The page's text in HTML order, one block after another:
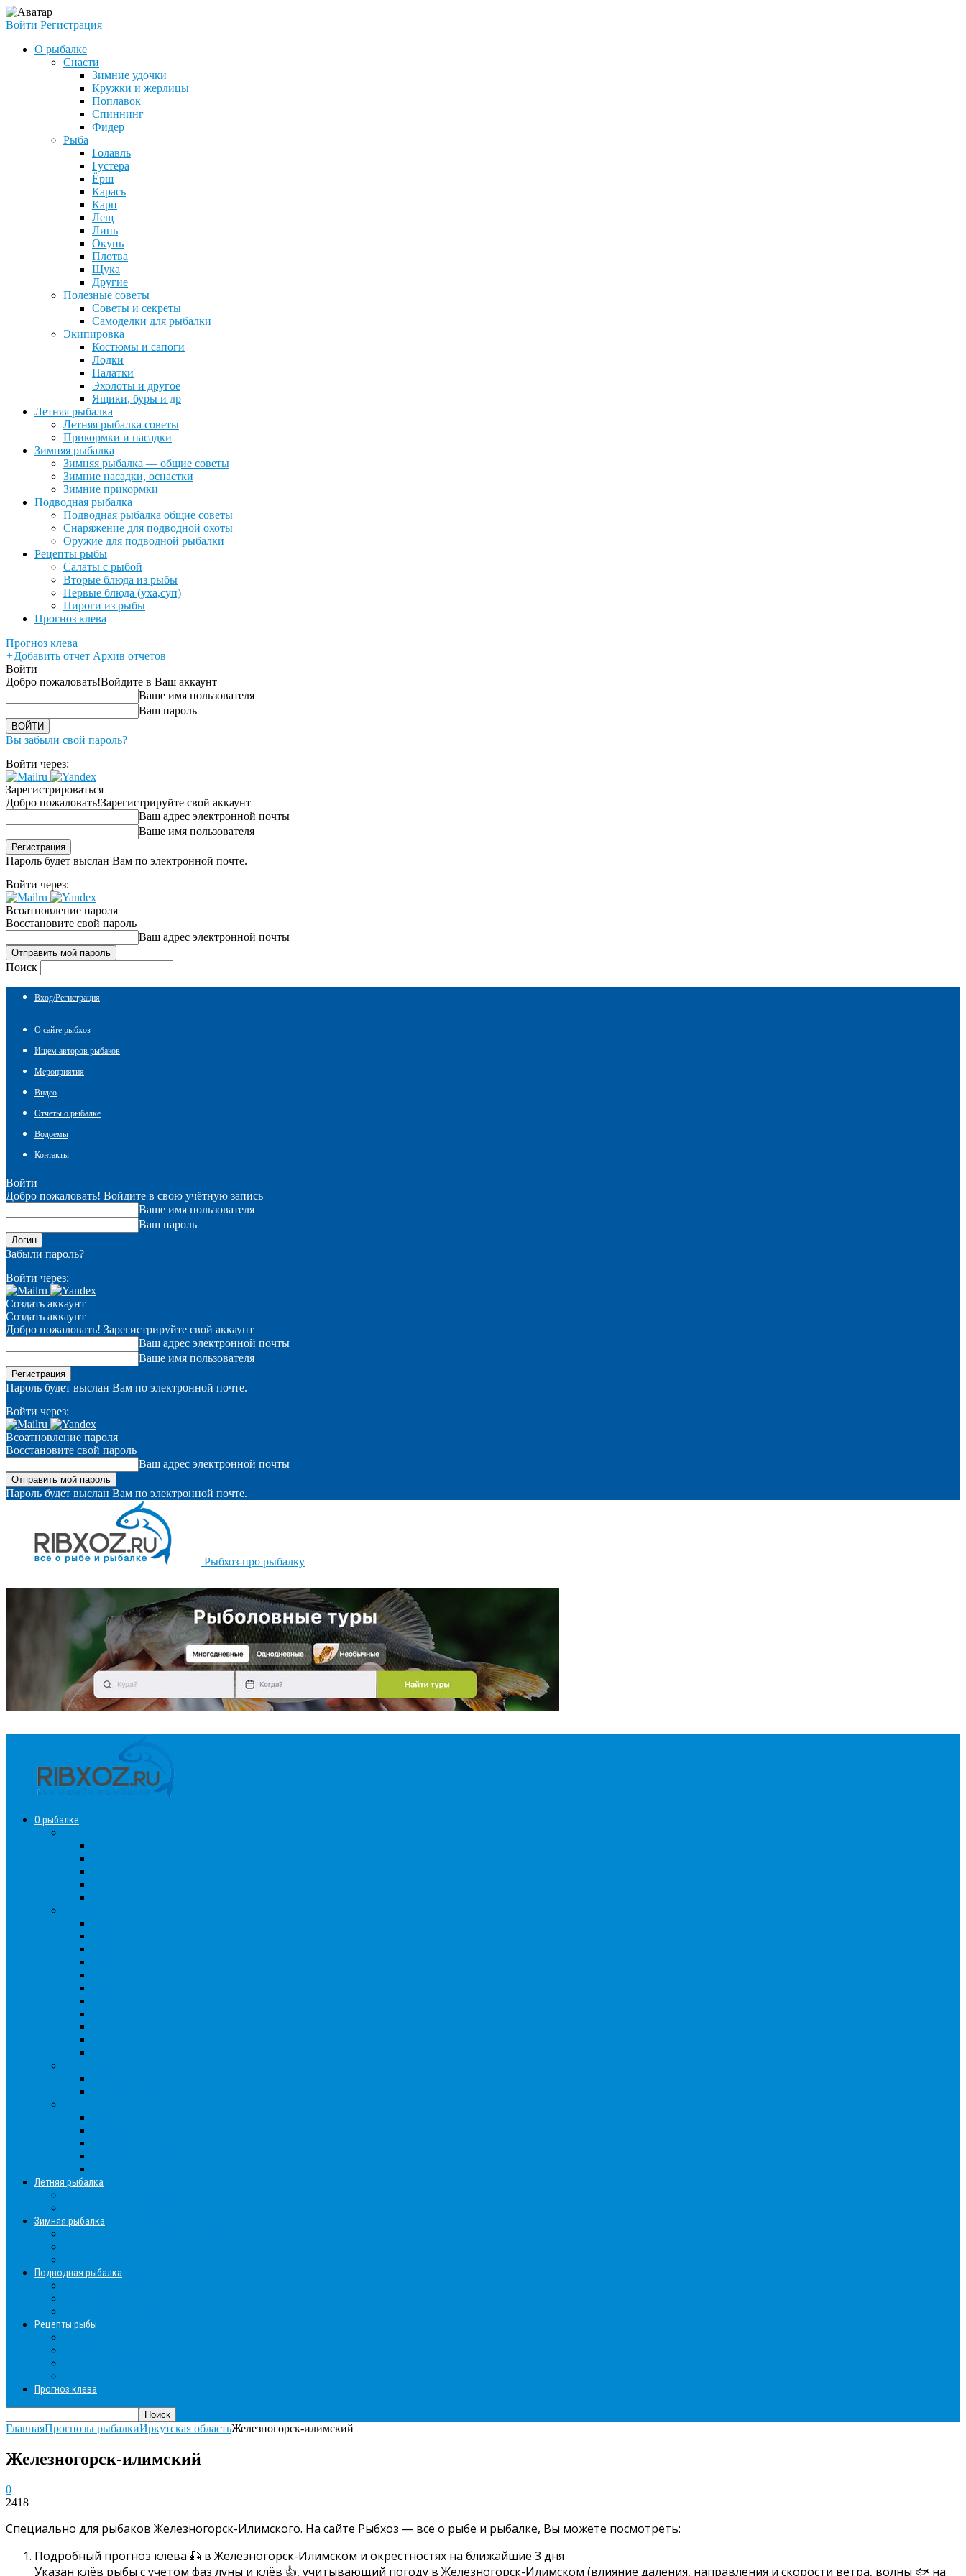
Войти Регистрация
О рыбалке
Снасти
Зимние удочки
Кружки и жерлицы
Поплавок
Спиннинг
Фидер
Рыба
Голавль
Густера
Ёрш
Карась
Карп
Лещ
Линь
Окунь
Плотва
Щука
Другие
Полезные советы
Советы и секреты
Самоделки для рыбалки
Экипировка
Костюмы и сапоги
Лодки
Палатки
Эхолоты и другое
Ящики, буры и др
Летняя рыбалка
Летняя рыбалка советы
Прикормки и насадки
Зимняя рыбалка
Зимняя рыбалка — общие советы
Зимние насадки, оснастки
Зимние прикормки
Подводная рыбалка
Подводная рыбалка общие советы
Снаряжение для подводной охоты
Оружие для подводной рыбалки
Рецепты рыбы
Салаты с рыбой
Вторые блюда из рыбы
Первые блюда (уха,суп)
Пироги из рыбы
Прогноз клева
Прогноз клева
+Добавить отчет Архив отчетов
Войти
Добро пожаловать!Войдите в Ваш аккаунт
Ваше имя пользователя
Ваш пароль
Вы забыли свой пароль?
Войти через:
Зарегистрироваться
Добро пожаловать!Зарегистрируйте свой аккаунт
Ваш адрес электронной почты
Ваше имя пользователя
Пароль будет выслан Вам по электронной почте.
Войти через:
Всоатновление пароля
Восстановите свой пароль
Ваш адрес электронной почты
Поиск
Вход/Регистрация
О сайте рыбхоз
Ищем авторов рыбаков
Мероприятия
Видео
Отчеты о рыбалке
Водоемы
Контакты
Войти
Добро пожаловать! Войдите в свою учётную запись
Ваше имя пользователя
Ваш пароль
Забыли пароль?
Войти через:
Создать аккаунт
Создать аккаунт
Добро пожаловать! Зарегистрируйте свой аккаунт
Ваш адрес электронной почты
Ваше имя пользователя
Пароль будет выслан Вам по электронной почте.
Войти через:
Всоатновление пароля
Восстановите свой пароль
Ваш адрес электронной почты
Пароль будет выслан Вам по электронной почте.
Рыбхоз-про рыбалку
О рыбалке
Летняя рыбалка
Зимняя рыбалка
Подводная рыбалка
Рецепты рыбы
Прогноз клева
ГлавнаяПрогнозы рыбалкиИркутская областьЖелезногорск-илимский
Железногорск-илимский
0
2418
Специально для рыбаков Железногорск-Илимского. На сайте Рыбхоз — все о рыбе и рыбалке, Вы можете посмотреть:
Подробный прогноз клева 🎣 в Железногорск-Илимском и окрестностях на ближайшие 3 дня
Указан клёв рыбы с учетом фаз луны и клёв 👍, учитывающий погоду в Железногорск-Илимском (влияние даления, направления и скорости ветра, волны 🐟 на